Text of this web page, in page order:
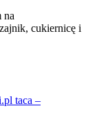
na
cukiernicę i
taca –